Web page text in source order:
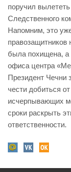
поручил
Следственного
Напомним, это
правозащитников
была похищена, а
офиса центра
Президент Чечни
чести добиться
исчерпывающих
сроки раскрыть
ответственности.